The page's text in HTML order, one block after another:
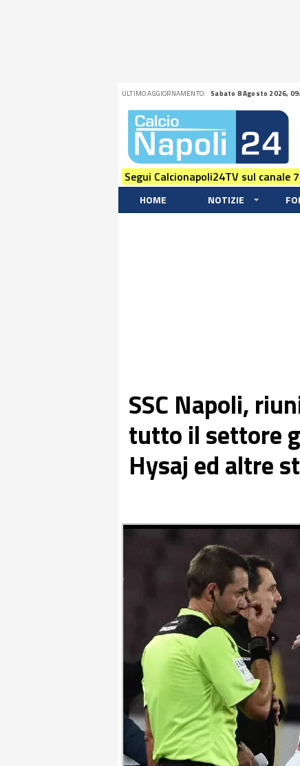
ULTIMO AGGIORNAMENTO: Sabato 8 Agosto 2026,
Segui Calcionapoli24TV sul canale
HOME NOTIZIE
SSC Napoli,
tutto il settore
Hysaj ed altre